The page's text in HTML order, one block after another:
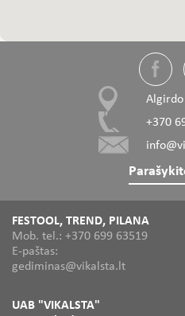
Algirdo
+370
FESTOOL, TREND, PILANA
Mob. tel.: +370 699 63519
E-paštas:
gediminas@vikalsta.lt
UAB "VIKALSTA"